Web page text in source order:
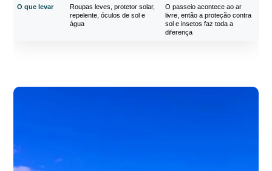
O que levar
Roupas leves, protetor solar,
repelente, óculos de sol e
água
O passeio acontece ao ar
livre, então a proteção contra
sol e insetos faz toda a
diferença